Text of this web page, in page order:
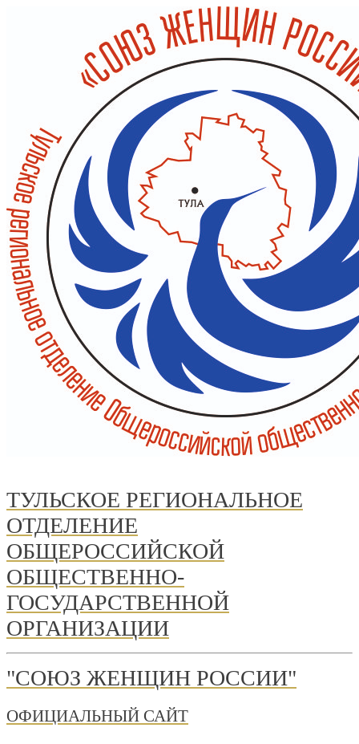
ТУЛЬСКОЕ РЕГИОНАЛЬНОЕ
ОТДЕЛЕНИЕ
ОБЩЕРОССИЙСКОЙ
ОБЩЕСТВЕННО-
ГОСУДАРСТВЕННОЙ
ОРГАНИЗАЦИИ
"СОЮЗ ЖЕНЩИН РОССИИ"
ОФИЦИАЛЬНЫЙ САЙТ